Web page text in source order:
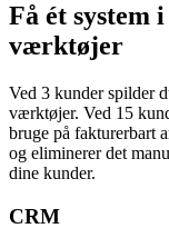
Få ét system
værktøjer
Ved 3 kunder spilder
værktøjer. Ved 15
bruge på fakturerbart
og eliminerer det
dine kunder.
CRM